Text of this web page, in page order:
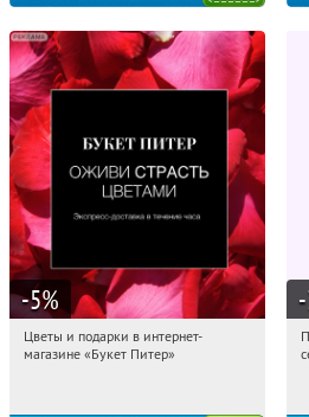
-5%
05:55:43
Получи первым!
Цветы и подарки в интернет-
магазине «Букет Питер»